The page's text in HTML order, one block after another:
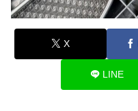
X
LINE